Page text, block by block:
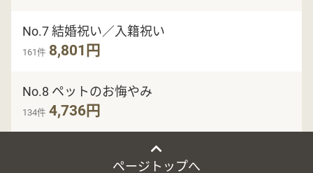
No.7 結婚祝い／入籍祝い
161件 8,801円
No.8 ペットのお悔やみ
134件 4,736円
ページトップへ